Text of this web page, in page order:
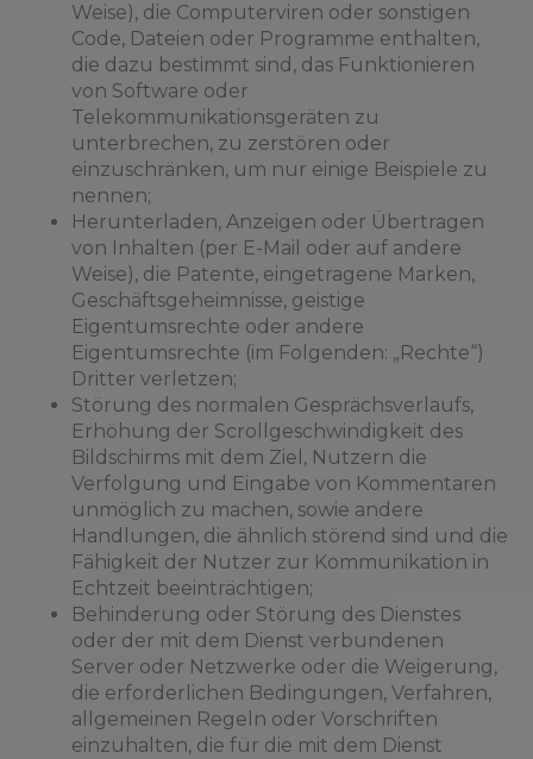
Weise), die Computerviren oder sonstigen
Code, Dateien oder Programme enthalten,
die dazu bestimmt sind, das Funktionieren
von Software oder
Telekommunikationsgeräten zu
unterbrechen, zu zerstören oder
einzuschränken, um nur einige Beispiele zu
nennen;
Herunterladen, Anzeigen oder Übertragen
von Inhalten (per E-Mail oder auf andere
Weise), die Patente, eingetragene Marken,
Geschäftsgeheimnisse, geistige
Eigentumsrechte oder andere
Eigentumsrechte (im Folgenden: „Rechte“)
Dritter verletzen;
Störung des normalen Gesprächsverlaufs,
Erhöhung der Scrollgeschwindigkeit des
Bildschirms mit dem Ziel, Nutzern die
Verfolgung und Eingabe von Kommentaren
unmöglich zu machen, sowie andere
Handlungen, die ähnlich störend sind und die
Fähigkeit der Nutzer zur Kommunikation in
Echtzeit beeinträchtigen;
Behinderung oder Störung des Dienstes
oder der mit dem Dienst verbundenen
Server oder Netzwerke oder die Weigerung,
die erforderlichen Bedingungen, Verfahren,
allgemeinen Regeln oder Vorschriften
einzuhalten, die für die mit dem Dienst